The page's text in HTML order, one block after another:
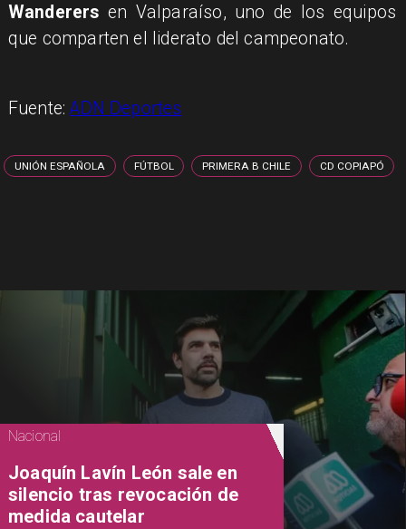
Wanderers en Valparaíso, uno de los equipos
que comparten el liderato del campeonato.
Fuente:ADN Deportes
UNIÓN ESPAÑOLA FÚTBOL PRIMERA B CHILE CD COPIAPÓ
Nacional
Joaquín Lavín León sale en
silencio tras revocación de
medida cautelar